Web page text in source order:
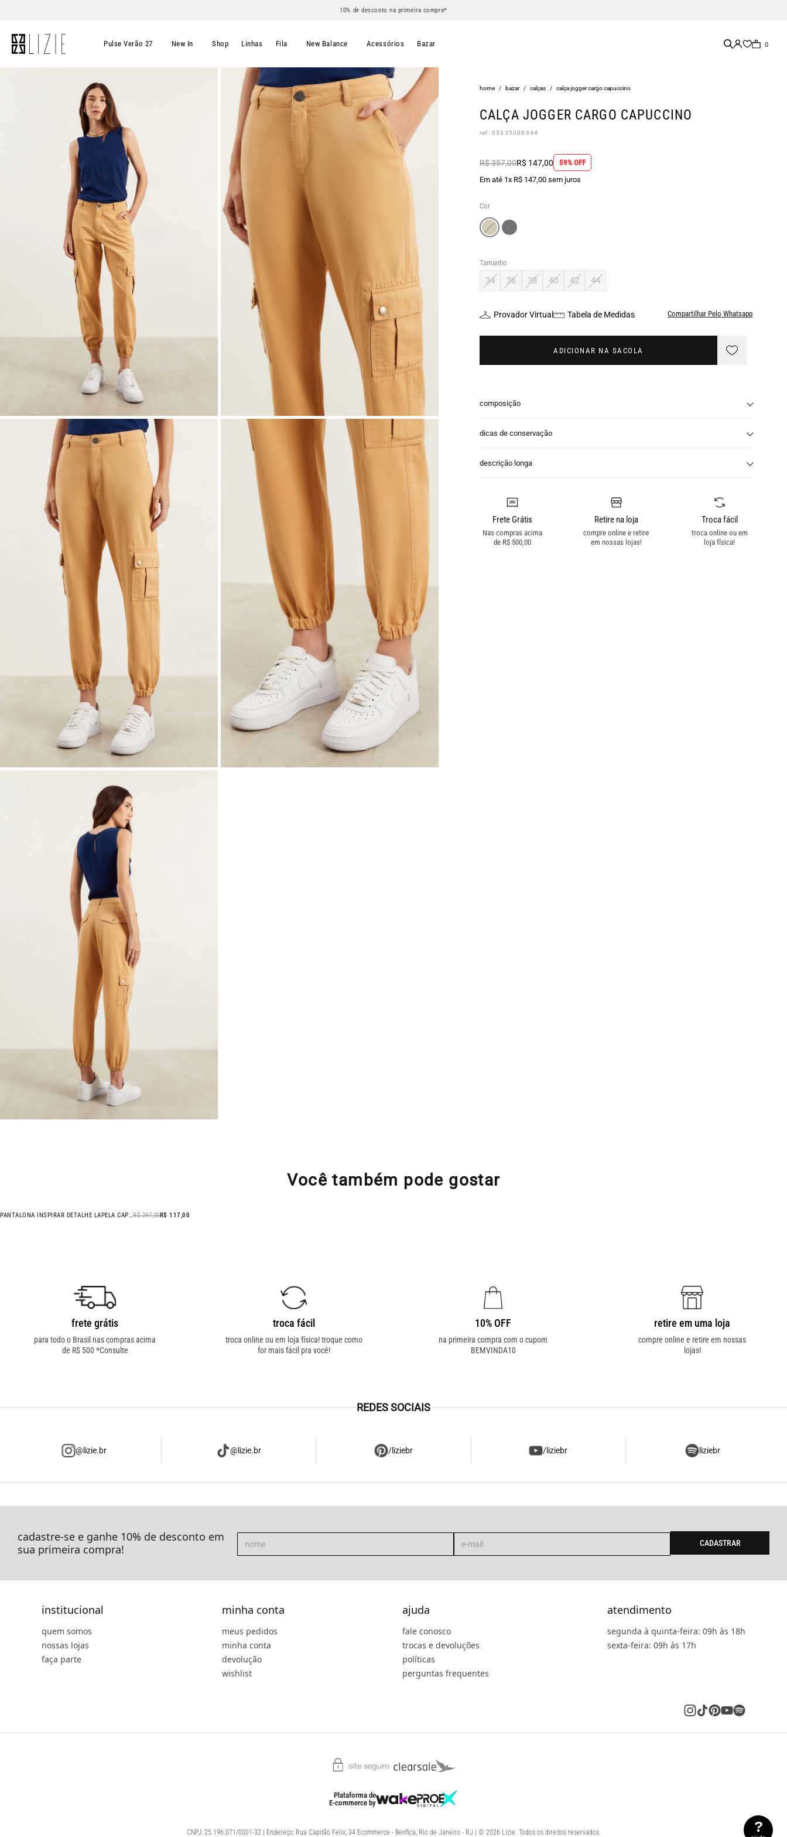
10% de desconto na primeira compra*
0
Pulse Verão 27 New In Shop Linhas Fila New Balance Acessórios Bazar
home / bazar / calças / calça jogger cargo capuccino
CALÇA JOGGER CARGO CAPUCCINO
ref: 05335008344
R$ 357,00R$ 147,00
59% OFF
Em até 1x R$ 147,00 sem juros
Cor
Tamanho
34 36 38 40 42 44
Provador Virtual Tabela de Medidas Compartilhar Pelo Whatsapp
ADICIONAR NA SACOLA
composição
dicas de conservação
descrição longa
Frete Grátis
Nas compras acima
de R$ 500,00
Retire na loja
compre online e retire
em nossas lojas!
Troca fácil
troca online ou em
loja física!
Você também pode gostar
- 61% OFF R$ 297,00R$ 117,00
frete grátis
para todo o Brasil nas compras acima
de R$ 500 *Consulte
troca fácil
troca online ou em loja física! troque como
for mais fácil pra você!
10% OFF
na primeira compra com o cupom
BEMVINDA10
retire em uma loja
compre online e retire em nossas
lojas!
REDES SOCIAIS
@lizie.br @lizie.br /liziebr /liziebr liziebr
cadastre-se e ganhe 10% de desconto em
sua primeira compra!
CADASTRAR
institucional
quem somos
nossas lojas
faça parte
minha conta
meus pedidos
minha conta
devolução
wishlist
ajuda
fale conosco
trocas e devoluções
políticas
perguntas frequentes
atendimento
segunda à quinta-feira: 09h às 18h
sexta-feira: 09h às 17h
Plataforma de
E-commerce by
CNPJ: 25.196.071/0001-32 | Endereço: Rua Capitão Felix, 34 Ecommerce - Benfica, Rio de Janeiro - RJ | © 2026 Lizie. Todos os direitos reservados. ?